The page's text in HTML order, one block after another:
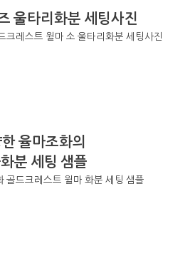
울타리화분 세팅사진
율마조화의
분 세팅 샘플